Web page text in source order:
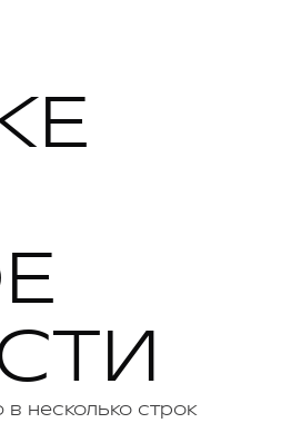
несколько строк